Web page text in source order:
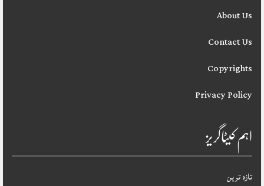
About Us
Contact Us
Copyrights
Privacy Policy
اہم کیٹاگریز
تازہ ترین